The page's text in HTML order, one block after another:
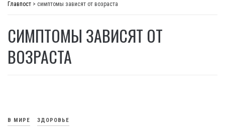
Главпост > симптомы зависят от возраста
СИМПТОМЫ ЗАВИСЯТ ОТ
ВОЗРАСТА
В МИРЕ ЗДОРОВЬЕ